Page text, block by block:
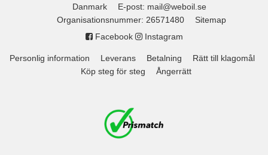
Danmark
E-post: mail@weboil.se
Organisationsnummer: 26571480
Sitemap
Facebook
Instagram
Personlig information Leverans Betalning
Rätt till klagomål
Köp steg för steg
Ångerrätt